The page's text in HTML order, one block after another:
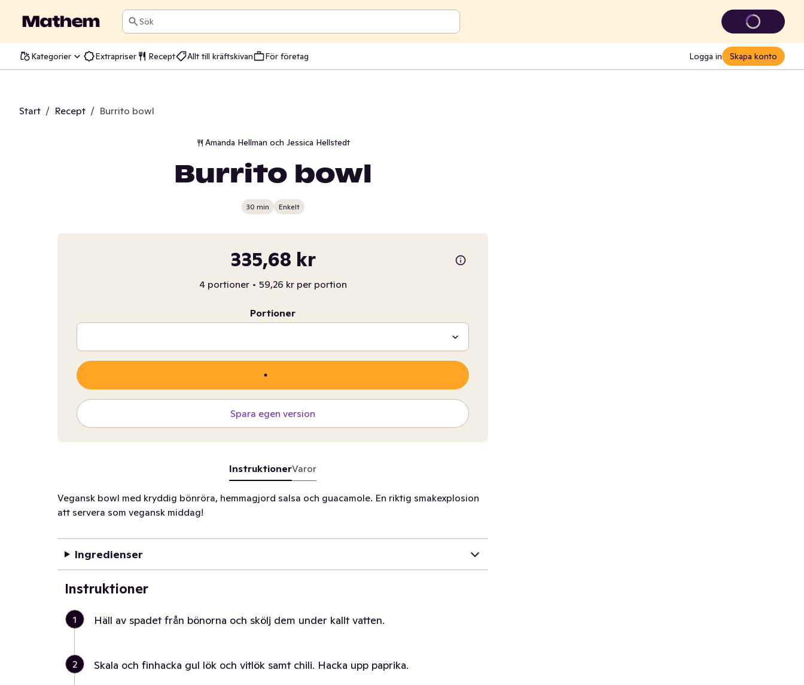
Sök
Kategorier Extrapriser Recept Allt till kräftskivan För företag Logga in Skapa konto
Start / Recept / Burrito bowl
Amanda Hellman och Jessica Hellstedt
Burrito bowl
30 min Enkelt
335,68 kr
4 portioner • 59,26 kr per portion
Portioner
Spara egen version
InstruktionerVaror
Vegansk bowl med kryddig bönröra, hemmagjord salsa och guacamole. En riktig smakexplosion
att servera som vegansk middag!
Ingredienser
Instruktioner
1 Häll av spadet från bönorna och skölj dem under kallt vatten.
2 Skala och finhacka gul lök och vitlök samt chili. Hacka upp paprika.